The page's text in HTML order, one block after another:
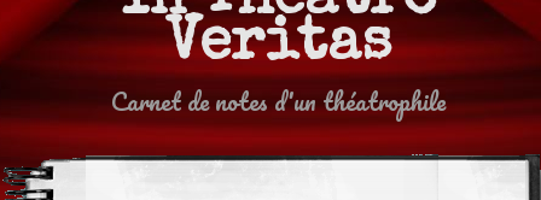
Veritas
Carnet de notes d'un théatrophile